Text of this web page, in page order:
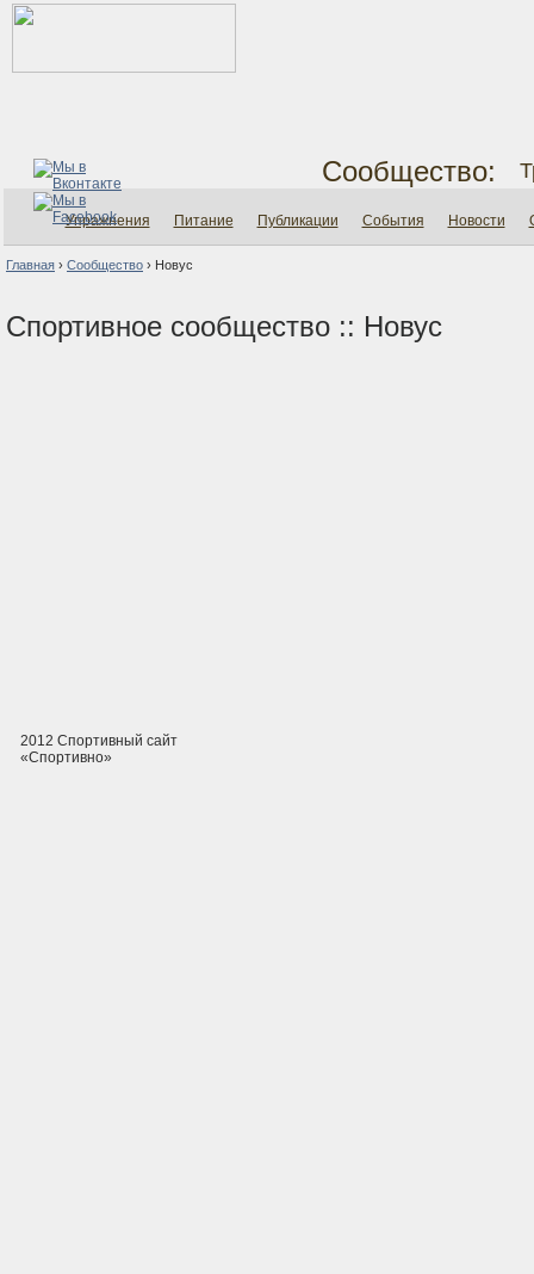
Сообщество:
Упражнения Питание Публикации События Новости
Главная › Сообщество › Новус
Спортивное сообщество :: Новус
2012 Спортивный сайт
«Спортивно»